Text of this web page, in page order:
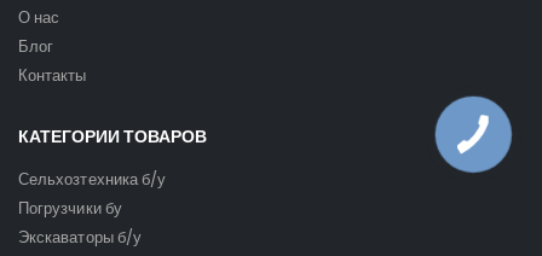
О нас
Блог
Контакты
КАТЕГОРИИ ТОВАРОВ
Сельхозтехника б/у
Погрузчики бу
Экскаваторы б/у